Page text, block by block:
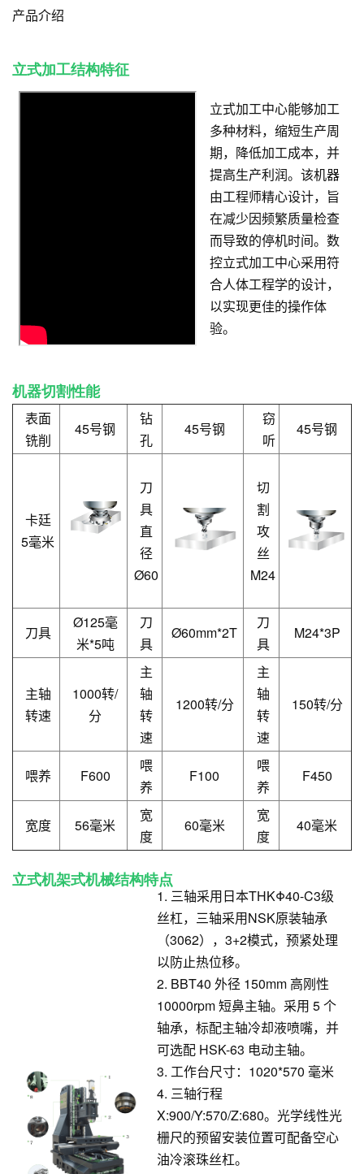
产品介绍
立式加工结构特征
立式加工中心能够加工
多种材料，缩短生产周
期，降低加工成本，并
提高生产利润。该机器
由工程师精心设计，旨
在减少因频繁质量检查
而导致的停机时间。数
控立式加工中心采用符
合人体工程学的设计，
以实现更佳的操作体
验。
机器切割性能
表面
铣削
45号钢
钻
孔
45号钢
窃
听
45号钢
卡廷
5毫米
刀
具
直
径
Ø60
切
割
攻
丝
M24
刀具
Ø125毫
米*5吨
刀
具
Ø60mm*2T
刀
具
M24*3P
主轴
转速
1000转/
分
主
轴
转
速
1200转/分
主
轴
转
速
150转/分
喂养 F600
喂
养
F100
喂
养
F450
宽度 56毫米
宽
度
60毫米
宽
度
40毫米
立式机架式机械结构特点
1. 三轴采用日本THKΦ40-C3级
丝杠，三轴采用NSK原装轴承
（3062），3+2模式，预紧处理
以防止热位移。
2. BBT40 外径 150mm 高刚性
10000rpm 短鼻主轴。采用 5 个
轴承，标配主轴冷却液喷嘴，并
可选配 HSK-63 电动主轴。
3. 工作台尺寸：1020*570 毫米
4. 三轴行程
X:900/Y:570/Z:680。光学线性光
栅尺的预留安装位置可配备空心
油冷滚珠丝杠。